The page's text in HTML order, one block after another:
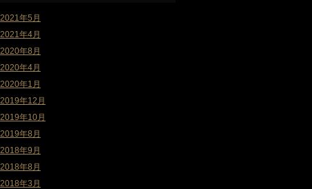
2021年5月
2021年4月
2020年8月
2020年4月
2020年1月
2019年12月
2019年10月
2019年8月
2018年9月
2018年8月
2018年3月